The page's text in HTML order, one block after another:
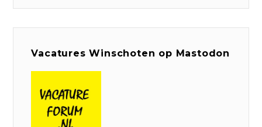
Vacatures Winschoten op Mastodon